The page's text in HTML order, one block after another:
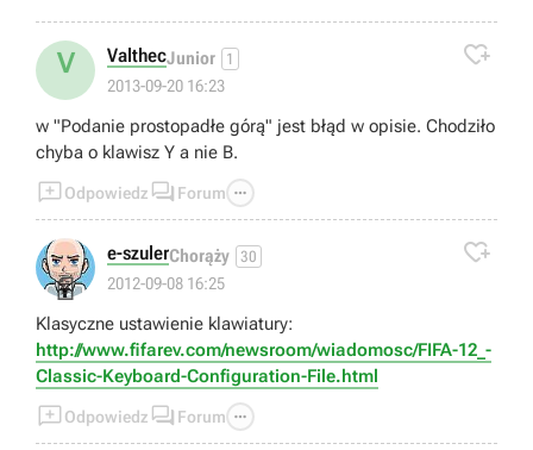
V ValthecJunior 1
2013-09-20 16:23

w "Podanie prostopadłe górą" jest błąd w opisie. Chodziło
chyba o klawisz Y a nie B.
Odpowiedz  Forum 
📄
e-szulerChorąży 30
2012-09-08 16:25

Klasyczne ustawienie klawiatury:
http://www.fifarev.com/newsroom/wiadomosc/FIFA-12_-
Classic-Keyboard-Configuration-File.html
Odpowiedz  Forum 